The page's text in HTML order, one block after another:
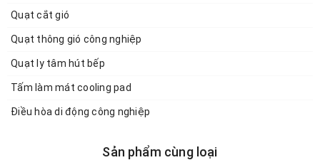
Quạt cắt gió
Quạt thông gió công nghiệp
Quạt ly tâm hút bếp
Tấm làm mát cooling pad
Điều hòa di động công nghiệp
Sản phẩm cùng loại